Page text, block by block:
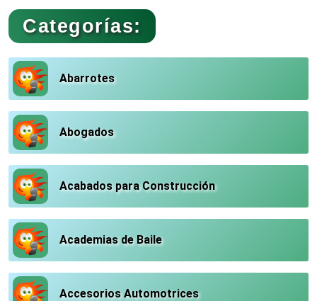
Categorías:
Abarrotes
Abogados
Acabados para Construcción
Academias de Baile
Accesorios Automotrices